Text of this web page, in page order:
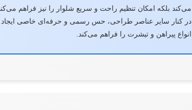
می‌کند بلکه امکان تنظیم راحت و سریع شلوار را نیز فراهم
در کنار سایر عناصر طراحی، حس رسمی و حرفه‌ای خاصی
انواع پیراهن و تیشرت را فراهم می‌کند.